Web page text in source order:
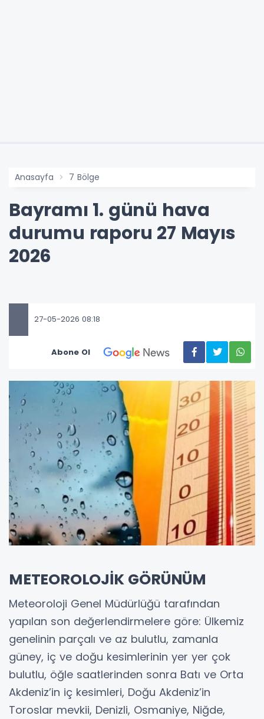
Anasayfa 7 Bölge
Bayramı 1. günü hava
durumu raporu 27 Mayıs
2026
27-05-2026 08:18
Abone Ol
METEOROLOJİK GÖRÜNÜM
Meteoroloji Genel Müdürlüğü tarafından
yapılan son değerlendirmelere göre: Ülkemiz
genelinin parçalı ve az bulutlu, zamanla
güney, iç ve doğu kesimlerinin yer yer çok
bulutlu, öğle saatlerinden sonra Batı ve Orta
Akdeniz’in iç kesimleri, Doğu Akdeniz’in
Toroslar mevkii, Denizli, Osmaniye, Niğde,